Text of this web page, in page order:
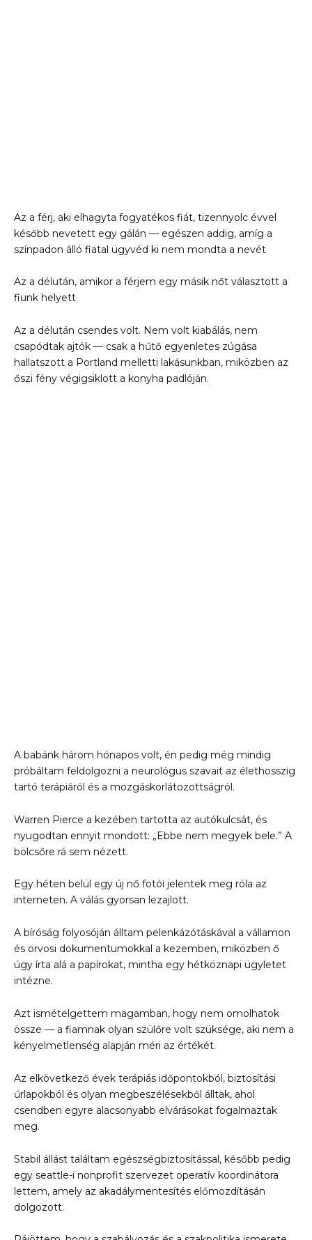
Az a férj, aki elhagyta fogyatékos fiát, tizennyolc évvel
később nevetett egy gálán — egészen addig, amíg a
színpadon álló fiatal ügyvéd ki nem mondta a nevét
Az a délután, amikor a férjem egy másik nőt választott a
fiunk helyett
Az a délután csendes volt. Nem volt kiabálás, nem
csapódtak ajtók — csak a hűtő egyenletes zúgása
hallatszott a Portland melletti lakásunkban, miközben az
őszi fény végigsiklott a konyha padlóján.
A babánk három hónapos volt, én pedig még mindig
próbáltam feldolgozni a neurológus szavait az élethosszig
tartó terápiáról és a mozgáskorlátozottságról.
Warren Pierce a kezében tartotta az autókulcsát, és
nyugodtan ennyit mondott: „Ebbe nem megyek bele.” A
bölcsőre rá sem nézett.
Egy héten belül egy új nő fotói jelentek meg róla az
interneten. A válás gyorsan lezajlott.
A bíróság folyosóján álltam pelenkázótáskával a vállamon
és orvosi dokumentumokkal a kezemben, miközben ő
úgy írta alá a papírokat, mintha egy hétköznapi ügyletet
intézne.
Azt ismételgettem magamban, hogy nem omolhatok
össze — a fiamnak olyan szülőre volt szüksége, aki nem a
kényelmetlenség alapján méri az értékét.
Az elkövetkező évek terápiás időpontokból, biztosítási
űrlapokból és olyan megbeszélésekből álltak, ahol
csendben egyre alacsonyabb elvárásokat fogalmaztak
meg.
Stabil állást találtam egészségbiztosítással, később pedig
egy seattle-i nonprofit szervezet operatív koordinátora
lettem, amely az akadálymentesítés előmozdításán
dolgozott.